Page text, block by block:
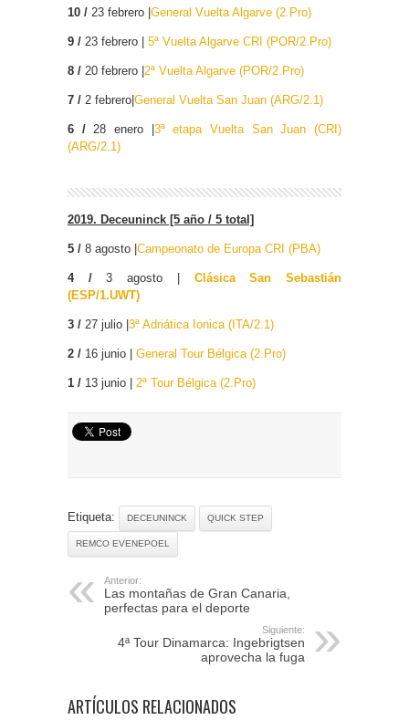
10 / 23 febrero | General Vuelta Algarve (2.Pro)
9 / 23 febrero | 5ª Vuelta Algarve CRI (POR/2.Pro)
8 / 20 febrero | 2ª Vuelta Algarve (POR/2.Pro)
7 / 2 febrero| General Vuelta San Juan (ARG/2.1)
6 /28 enero | 3ª etapa Vuelta San Juan (CRI)
(ARG/2.1)
2019. Deceuninck [5 año / 5 total]
5 / 8 agosto | Campeonato de Europa CRI (PBA)
4 /3 agosto |
Clásica San Sebastián
(ESP/1.UWT)
3 / 27 julio | 3ª Adriática Ionica (ITA/2.1)
2 / 16 junio | General Tour Bélgica (2.Pro)
1 / 13 junio | 2ª Tour Bélgica (2.Pro)
Etiqueta: DECEUNINCK QUICK STEP
REMCO EVENEPOEL
Anterior:
Las montañas de Gran Canaria,
perfectas para el deporte
Siguiente:
4ª Tour Dinamarca: Ingebrigtsen
aprovecha la fuga
ARTÍCULOS RELACIONADOS